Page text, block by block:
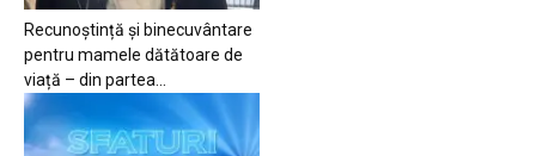
Recunoștință și binecuvântare
pentru mamele dătătoare de
viață – din partea...